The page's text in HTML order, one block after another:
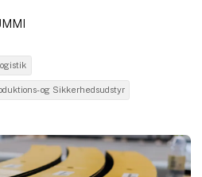
og Sikkerhedsudstyr